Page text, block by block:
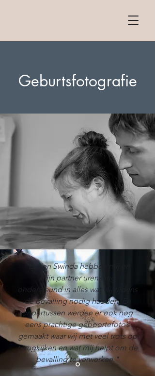
Geburtsfotografie
"Eva en Swinda hebben mij en
mijn partner uren lang
ondersteund in alles wat wij tijdens
de bevalling nodig hadden. En
ondertussen werden er ook nog
eens prachtige geboortefoto’s
gemaakt waar wij met veel trots op
terugkijken en wat mij helpt om de
bevalling te verwerken."